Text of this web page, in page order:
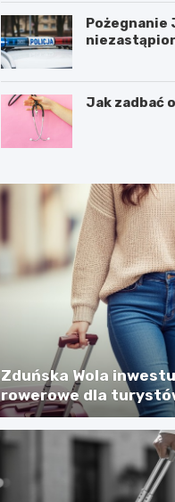
Pożegnanie
Jak zadbać
Zduńska Wola
rowerowe dla